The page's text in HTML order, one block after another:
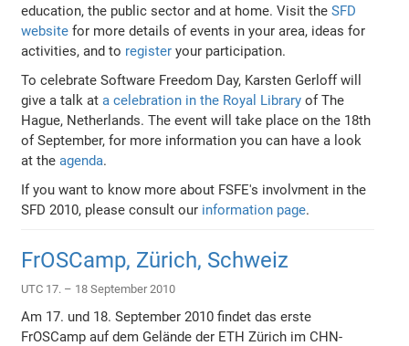
education, the public sector and at home. Visit theSFD
website for more details of events in your area, ideas for
activities, and to register your participation.
To celebrate Software Freedom Day, Karsten Gerloff will
give a talk ata celebration in the Royal Library of The
Hague, Netherlands. The event will take place on the 18th
of September, for more information you can have a look
at theagenda.
If you want to know more about FSFE's involvment in the
SFD 2010, please consult our information page.
FrOSCamp, Zürich, Schweiz
UTC 17. – 18 September 2010
Am 17. und 18. September 2010 findet das erste
FrOSCamp auf dem Gelände der ETH Zürich im CHN-